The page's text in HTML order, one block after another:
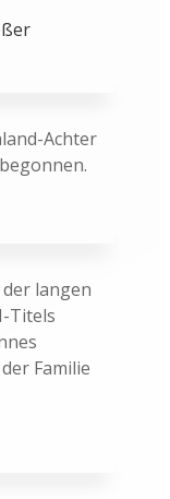
Achter
langen
Titels
Familie